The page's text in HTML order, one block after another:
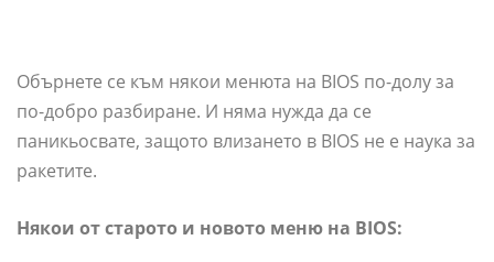
Обърнете се към някои менюта на BIOS по-долу за
по-добро разбиране. И няма нужда да се
паникьосвате, защото влизането в BIOS не е наука за
ракетите.
Някои от старото и новото меню на BIOS: